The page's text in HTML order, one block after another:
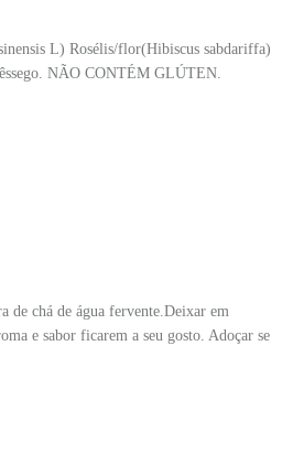
L) Rosélis/flor(Hibiscus sabdariffa)
NÃO CONTÉM GLÚTEN.
de chá de água fervente.Deixar em
e sabor ficarem a seu gosto. Adoçar se